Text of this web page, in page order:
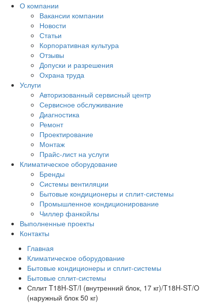
О компании
Вакансии компании
Новости
Статьи
Корпоративная культура
Отзывы
Допуски и разрешения
Охрана труда
Услуги
Авторизованный сервисный центр
Сервисное обслуживание
Диагностика
Ремонт
Проектирование
Монтаж
Прайс-лист на услуги
Климатическое оборудование
Бренды
Системы вентиляции
Бытовые кондиционеры и сплит-системы
Промышленное кондиционирование
Чиллер фанкойлы
Выполненные проекты
Контакты
Главная
Климатическое оборудование
Бытовые кондиционеры и сплит-системы
Бытовые сплит-системы
Сплит T18H-ST/I (внутренний блок, 17 кг)/T18H-ST/O
(наружный блок 50 кг)